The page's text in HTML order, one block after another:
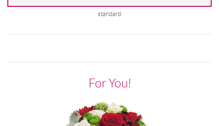
standard
For You!